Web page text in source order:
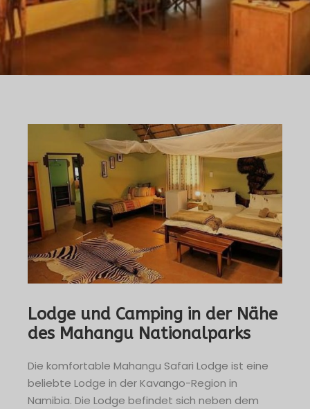
Lodge und Camping in der Nähe
des Mahangu Nationalparks
Die komfortable Mahangu Safari Lodge ist eine
beliebte Lodge in der Kavango-Region in
Namibia. Die Lodge befindet sich neben dem